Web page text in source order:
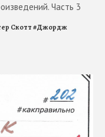
Часть 3
Скотт#Джордж